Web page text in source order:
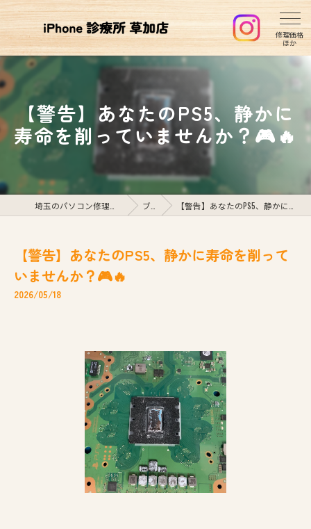
【警告】あなたのPS5、静かに
寿命を削っていませんか？🎮🔥
ブログ 【警告】あなたのPS5、静かに寿命を削っていませんか？🎮🔥
【警告】あなたのPS5、静かに寿命を削って
いませんか？🎮🔥
2026/05/18